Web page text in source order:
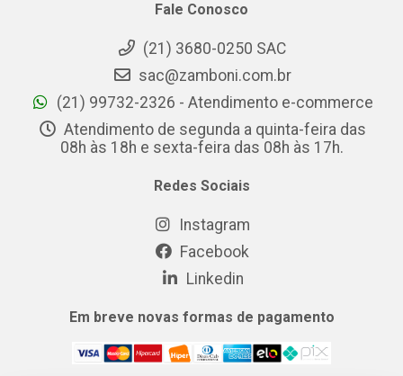
Fale Conosco
(21) 3680-0250 SAC
sac@zamboni.com.br
(21) 99732-2326 - Atendimento e-commerce
Atendimento de segunda a quinta-feira das
08h às 18h e sexta-feira das 08h às 17h.
Redes Sociais
Instagram
Facebook
Linkedin
Em breve novas formas de pagamento